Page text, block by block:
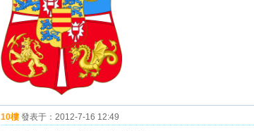
10樓發表于： 2012-7-16 12:49